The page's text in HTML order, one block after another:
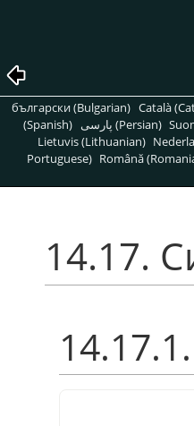
български (Bulgarian) Català
(Spanish)
پارسی (Persian)
Lietuvis (Lithuanian)
Portuguese) Română
14.17.